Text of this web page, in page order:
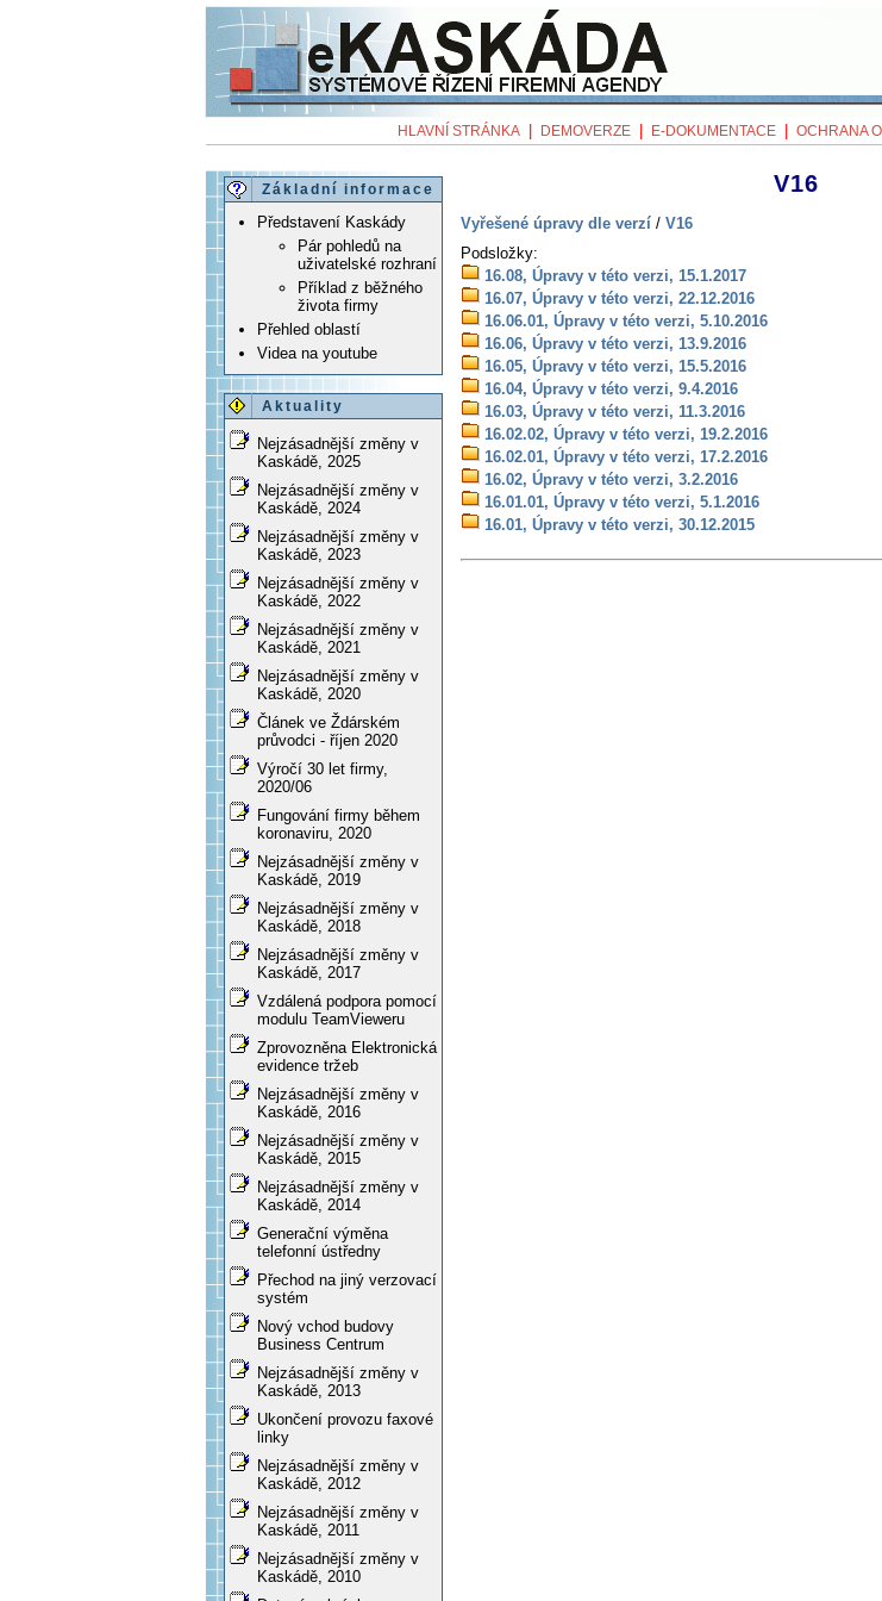
HLAVNÍ STRÁNKA DEMOVERZE E-DOKUMENTACE OCHRANA
Základní informace
Představení Kaskády
Pár pohledů na
uživatelské rozhraní
Příklad z běžného
života firmy
Přehled oblastí
Videa na youtube
Aktuality
Nejzásadnější změny v
Kaskádě, 2025
Nejzásadnější změny v
Kaskádě, 2024
Nejzásadnější změny v
Kaskádě, 2023
Nejzásadnější změny v
Kaskádě, 2022
Nejzásadnější změny v
Kaskádě, 2021
Nejzásadnější změny v
Kaskádě, 2020
Článek ve Ždárském
průvodci - říjen 2020
Výročí 30 let firmy,
2020/06
Fungování firmy během
koronaviru, 2020
Nejzásadnější změny v
Kaskádě, 2019
Nejzásadnější změny v
Kaskádě, 2018
Nejzásadnější změny v
Kaskádě, 2017
Vzdálená podpora pomocí
modulu TeamVieweru
Zprovozněna Elektronická
evidence tržeb
Nejzásadnější změny v
Kaskádě, 2016
Nejzásadnější změny v
Kaskádě, 2015
Nejzásadnější změny v
Kaskádě, 2014
Generační výměna
telefonní ústředny
Přechod na jiný verzovací
systém
Nový vchod budovy
Business Centrum
Nejzásadnější změny v
Kaskádě, 2013
Ukončení provozu faxové
linky
Nejzásadnější změny v
Kaskádě, 2012
Nejzásadnější změny v
Kaskádě, 2011
Nejzásadnější změny v
Kaskádě, 2010
V16
Vyřešené úpravy dle verzí / V16
Podsložky:
16.08, Úpravy v této verzi, 15.1.2017
16.07, Úpravy v této verzi, 22.12.2016
16.06.01, Úpravy v této verzi, 5.10.2016
16.06, Úpravy v této verzi, 13.9.2016
16.05, Úpravy v této verzi, 15.5.2016
16.04, Úpravy v této verzi, 9.4.2016
16.03, Úpravy v této verzi, 11.3.2016
16.02.02, Úpravy v této verzi, 19.2.2016
16.02.01, Úpravy v této verzi, 17.2.2016
16.02, Úpravy v této verzi, 3.2.2016
16.01.01, Úpravy v této verzi, 5.1.2016
16.01, Úpravy v této verzi, 30.12.2015